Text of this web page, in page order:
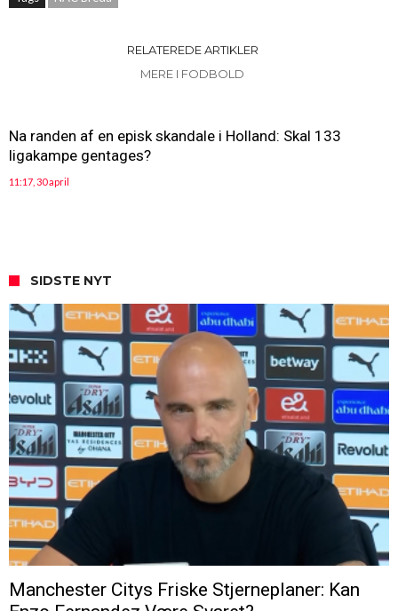
RELATEREDE ARTIKLER
MERE I FODBOLD
Na randen af en episk skandale i Holland: Skal 133
ligakampe gentages?
11:17, 30 april
SIDSTE NYT
Manchester Citys Friske Stjerneplaner: Kan